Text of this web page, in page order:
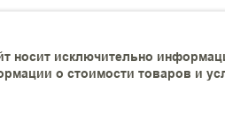
исключительно
о стоимости товаров и